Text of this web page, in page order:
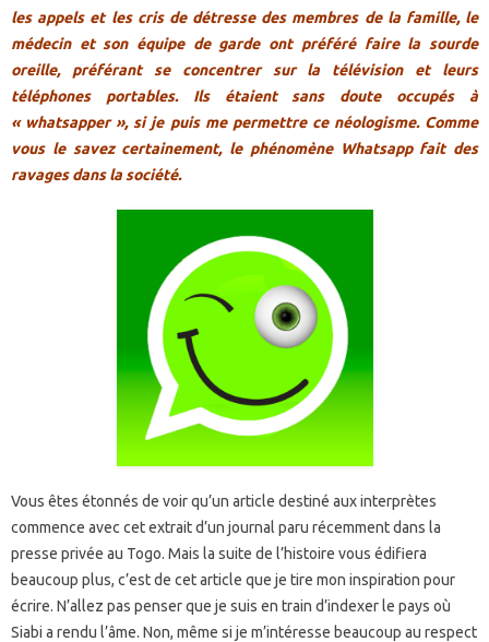
les appels et les cris de détresse des membres de la famille, le
médecin et son équipe de garde ont préféré faire la sourde
oreille, préférant se concentrer sur la télévision et leurs
téléphones portables. Ils étaient sans doute occupés à
« whatsapper », si je puis me permettre ce néologisme. Comme
vous le savez certainement, le phénomène Whatsapp fait des
ravages dans la société.
Vous êtes étonnés de voir qu’un article destiné aux interprètes
commence avec cet extrait d’un journal paru récemment dans la
presse privée au Togo. Mais la suite de l’histoire vous édifiera
beaucoup plus, c’est de cet article que je tire mon inspiration pour
écrire. N’allez pas penser que je suis en train d’indexer le pays où
Siabi a rendu l’âme. Non, même si je m’intéresse beaucoup au respect